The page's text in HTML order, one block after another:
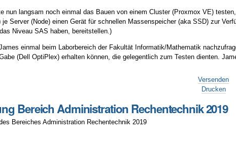
nun langsam noch einmal das Bauen von einem Cluster (Proxmox VE)
je Server (Node) einen Gerät für schnellen Massenspeicher (aka SSD) zur
Niveau SAS haben, bereitstellen.)
einmal beim Laborbereich der Fakultät Informatik/Mathematik
(Dell OptiPlex) erhalten können, die gelegentlich zum Testen dienten.
Versenden
Drucken
Bereich Administration Rechentechnik 2019
Bereiches Administration Rechentechnik 2019